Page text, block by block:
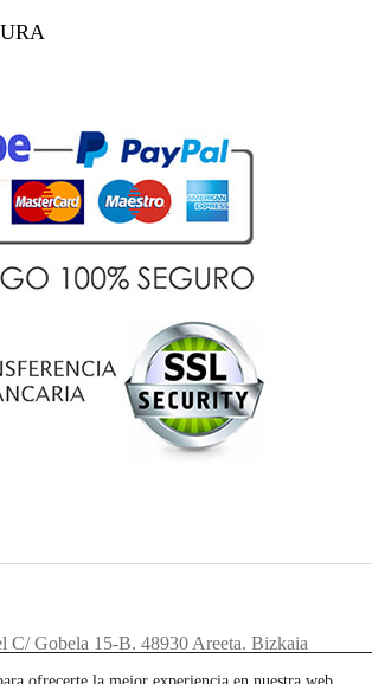
C/ Gobela 15-B. 48930 Areeta. Bizkaia
. e-mail: info@mistermodel.com